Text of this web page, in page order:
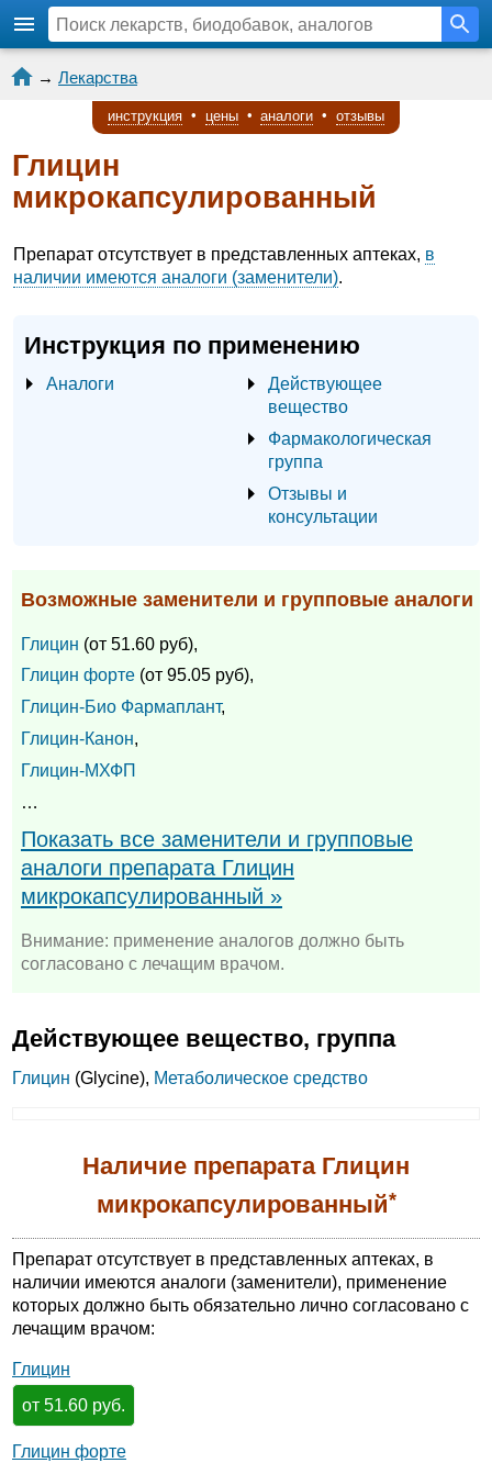
→ Лекарства
инструкция • цены • аналоги • отзывы
Глицин
микрокапсулированный
Препарат отсутствует в представленных аптеках, в
наличии имеются аналоги (заменители).
Инструкция по применению
Аналоги
Действующее
вещество
Фармакологическая
группа
Отзывы и
консультации
Возможные заменители и групповые аналоги
Глицин (от 51.60 руб),
Глицин форте (от 95.05 руб),
Глицин-Био Фармаплант,
Глицин-Канон,
Глицин-МХФП
…
Показать все заменители и групповые
аналоги препарата Глицин
микрокапсулированный »
Внимание: применение аналогов должно быть
согласовано с лечащим врачом.
Действующее вещество, группа
Глицин (Glycine), Метаболическое средство
Наличие препарата Глицин
микрокапсулированный*
Препарат отсутствует в представленных аптеках, в
наличии имеются аналоги (заменители), применение
которых должно быть обязательно лично согласовано с
лечащим врачом:
Глицин
от 51.60 руб.
Глицин форте